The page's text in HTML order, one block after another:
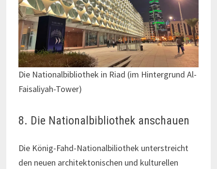
Die Nationalbibliothek in Riad (im Hintergrund Al-
Faisaliyah-Tower)
8. Die Nationalbibliothek anschauen
Die König-Fahd-Nationalbiliothek unterstreicht
den neuen architektonischen und kulturellen